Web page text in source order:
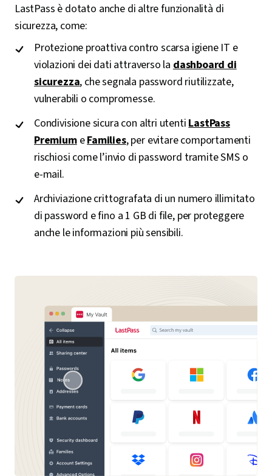
LastPass è dotato anche di altre funzionalità di
sicurezza, come:
Protezione proattiva contro scarsa igiene IT e
violazioni dei dati attraverso la dashboard di
sicurezza, che segnala password riutilizzate,
vulnerabili o compromesse.
Condivisione sicura con altri utenti LastPass
PremiumeFamilies, per evitare comportamenti
rischiosi come l’invio di password tramite SMS o
e-mail.
Archiviazione crittografata di un numero illimitato
di password e fino a 1 GB di file, per proteggere
anche le informazioni più sensibili.